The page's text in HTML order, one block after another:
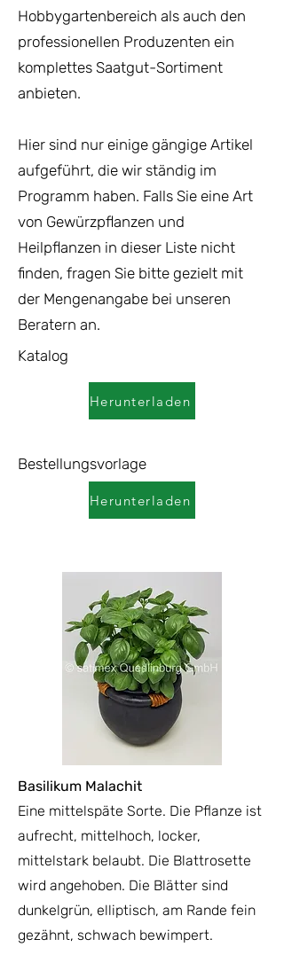
Hobbygartenbereich als auch den
professionellen Produzenten ein
komplettes Saatgut-Sortiment
anbieten.
Hier sind nur einige gängige Artikel
aufgeführt, die wir ständig im
Programm haben. Falls Sie eine Art
von Gewürzpflanzen und
Heilpflanzen in dieser Liste nicht
finden, fragen Sie bitte gezielt mit
der Mengenangabe bei unseren
Beratern an.
Katalog
Herunterladen
Bestellungsvorlage
Herunterladen
Basilikum Malachit
Eine mittelspäte Sorte. Die Pflanze ist
aufrecht, mittelhoch, locker,
mittelstark belaubt. Die Blattrosette
wird angehoben. Die Blätter sind
dunkelgrün, elliptisch, am Rande fein
gezähnt, schwach bewimpert.